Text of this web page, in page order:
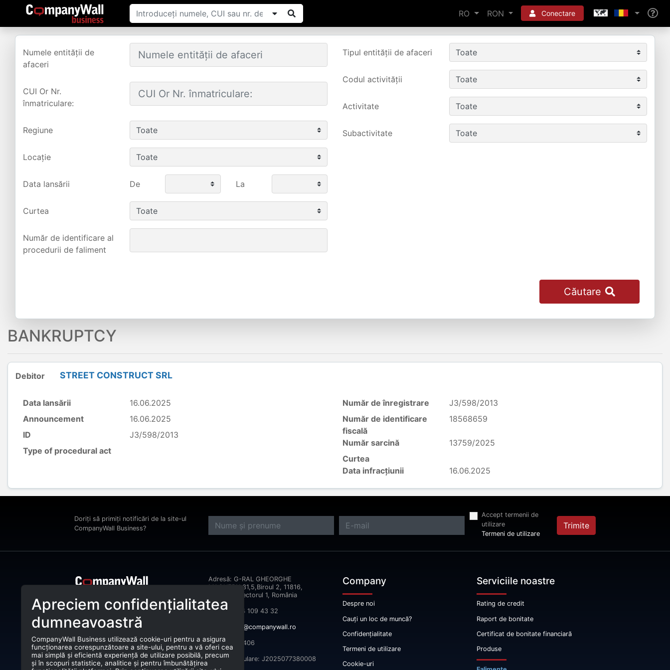
RO RON Conectare
Numele entității de
afaceri
CUI Or Nr.
înmatriculare:
Regiune
Locație
Tipul entității de afaceri
Codul activității
Activitate
Subactivitate
Data lansării De La
Curtea
Număr de identificare al
procedurii de faliment
Căutare
BANKRUPTCY
Debitor STREET CONSTRUCT SRL
Data lansării
16.06.2025
Announcement
16.06.2025
ID
J3/598/2013
Type of procedural act
Număr de înregistrare
J3/598/2013
Număr de identificare
fiscală
18568659
Număr sarcină
13759/2025
Curtea
Data infracțiunii
16.06.2025
Doriți să primiți notificări de la site-ul
CompanyWall Business?
Accept termenii de
utilizare
Termeni de utilizare
Trimite
CompanyWall Business ajută entitățile
de afaceri încă din anul 2025 să își
îmbunătățească activitatea prin
identificarea și conectarea cu clienții
potriviți.
CompanyWall Business © 2026
Adresă: G-RAL GHEORGHE
MAGHERU,31,5,Biroul 2, 11816,
Bucureşti Sectorul 1, România
Telefon: 074 109 43 32
info@companywall.ro
CUI: 52665406
Nr. înmatriculare: J2025077380008
Company
Despre noi
Cauți un loc de muncă?
Confidențialitate
Termeni de utilizare
Cookie-uri
Serviciile noastre
Rating de credit
Raport de bonitate
Certificat de bonitate financiară
Produse
Apreciem confidențialitatea
dumneavoastră
CompanyWall Business utilizează cookie-uri pentru a asigura
funcționarea corespunzătoare a site-ului, pentru a vă oferi cea
mai simplă și eficientă experiență de utilizare posibilă, precum
și în scopuri statistice, analitice și pentru îmbunătățirea